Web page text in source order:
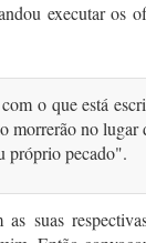
executar os
o que está
morrerão no lugar
próprio pecado".
suas